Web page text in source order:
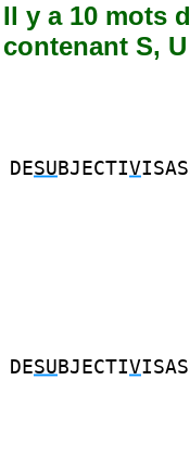
Il y a 10 mots
contenant S,
DESU BJECTIV
DESU BJECTIV